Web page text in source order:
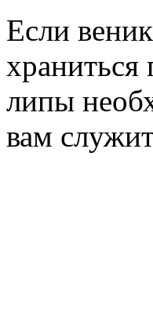
Если
храниться
липы
вам